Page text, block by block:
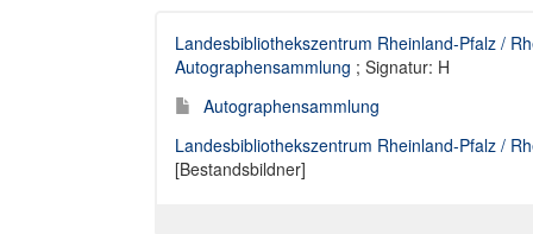
Landesbibliothekszentrum Rheinland-Pfalz /
Autographensammlung ; Signatur: H
Autographensammlung
Landesbibliothekszentrum Rheinland-Pfalz /
[Bestandsbildner]